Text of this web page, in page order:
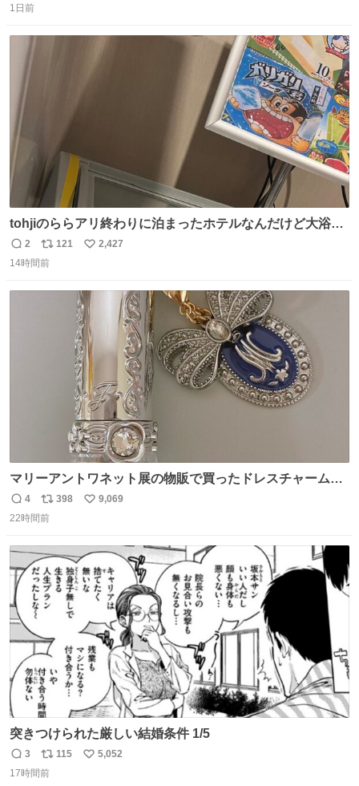
信
数
1日前
tohjiのららアリ終わりに泊まったホテルなんだけど大浴場
にアイス置いてあって バニラがこれだった 粋な計らいあり
がとう
返
信
2
リ
ポ
121
い
数
2,427
14時間前
マリーアントワネット展の物販で買ったドレスチャームを
流行りのめじるしアクセサリーにして、リップにつけた
り、同じく物販で購入したシュシュにつけたりしています
返
信
4
リ
ポ
ト
数
398
い
数
9,069
22時間前
突きつけられた厳しい結婚条件 1/5
返
信
3
リ
ポ
115
い
5,052
17時間前